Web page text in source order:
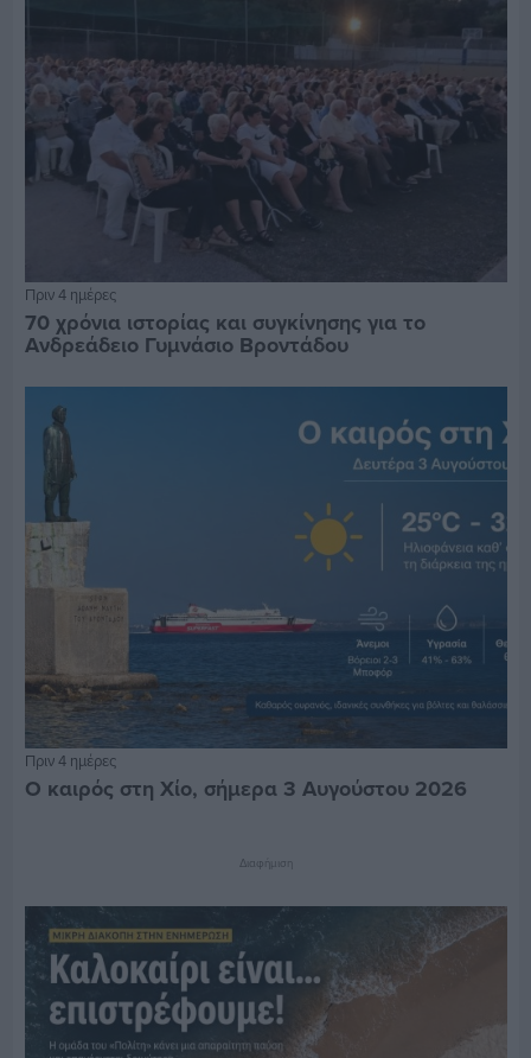
Πριν 4 ημέρες
70 χρόνια ιστορίας και συγκίνησης για το
Ανδρεάδειο Γυμνάσιο Βροντάδου
Πριν 4 ημέρες
Ο καιρός στη Χίο, σήμερα 3 Αυγούστου 2026
Διαφήμιση